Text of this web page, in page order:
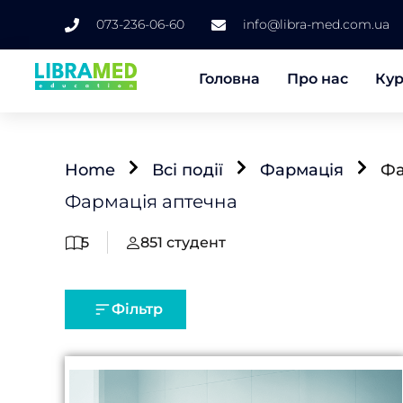
073-236-06-60 info@libra-med.com.ua
Головна Про нас
Home Всі події Фармація
Фармація аптечна
5 851 студент
Фільтр